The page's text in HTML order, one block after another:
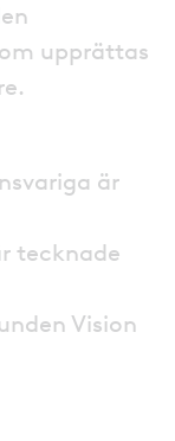
upprättas
är
tecknade
Vision